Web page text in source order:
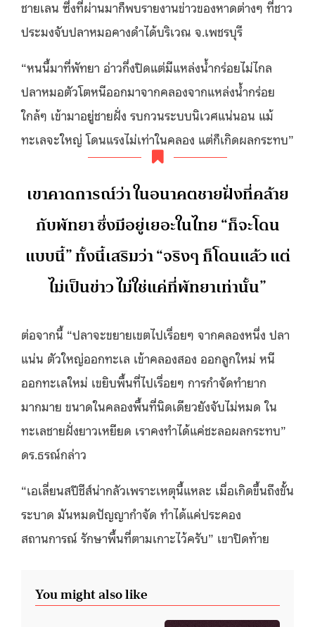
ชายเลน ซึ่งที่ผ่านมาก็พบรายงานข่าวของหาดต่างๆ ที่ชาว
ประมงจับปลาหมอคางดำได้บริเวณ จ.เพชรบุรี
“หนนี้มาที่พัทยา อ่าวกึ่งปิดแต่มีแหล่งน้ำกร่อยไม่ไกล
ปลาหมอตัวโตหนีออกมาจากคลองจากแหล่งน้ำกร่อย
ใกล้ๆ เข้ามาอยู่ชายฝั่ง รบกวนระบบนิเวศแน่นอน แม้
ทะเลจะใหญ่ โดนแรงไม่เท่าในคลอง แต่ก็เกิดผลกระทบ”
เขาคาดการณ์ว่า ในอนาคตชายฝั่งที่คล้าย
กับพัทยา ซึ่งมีอยู่เยอะในไทย “ก็จะโดน
แบบนี้” ทั้งนี้เสริมว่า “จริงๆ ก็โดนแล้ว แต่
ไม่เป็นข่าว ไม่ใช่แค่ที่พัทยาเท่านั้น”
ต่อจากนี้ “ปลาจะขยายเขตไปเรื่อยๆ จากคลองหนึ่ง ปลา
แน่น ตัวใหญ่ออกทะเล เข้าคลองสอง ออกลูกใหม่ หนี
ออกทะเลใหม่ เขยิบพื้นที่ไปเรื่อยๆ การกำจัดทำยาก
มากมาย ขนาดในคลองพื้นที่นิดเดียวยังจับไม่หมด ใน
ทะเลชายฝั่งยาวเหยียด เราคงทำได้แค่ชะลอผลกระทบ”
ดร.ธรณ์กล่าว
“เอเลี่ยนสปีชีส์น่ากลัวเพราะเหตุนี้แหละ เมื่อเกิดขึ้นถึงขั้น
ระบาด มันหมดปัญญากำจัด ทำได้แค่ประคอง
สถานการณ์ รักษาพื้นที่ตามเกาะไว้ครับ” เขาปิดท้าย
You might also like